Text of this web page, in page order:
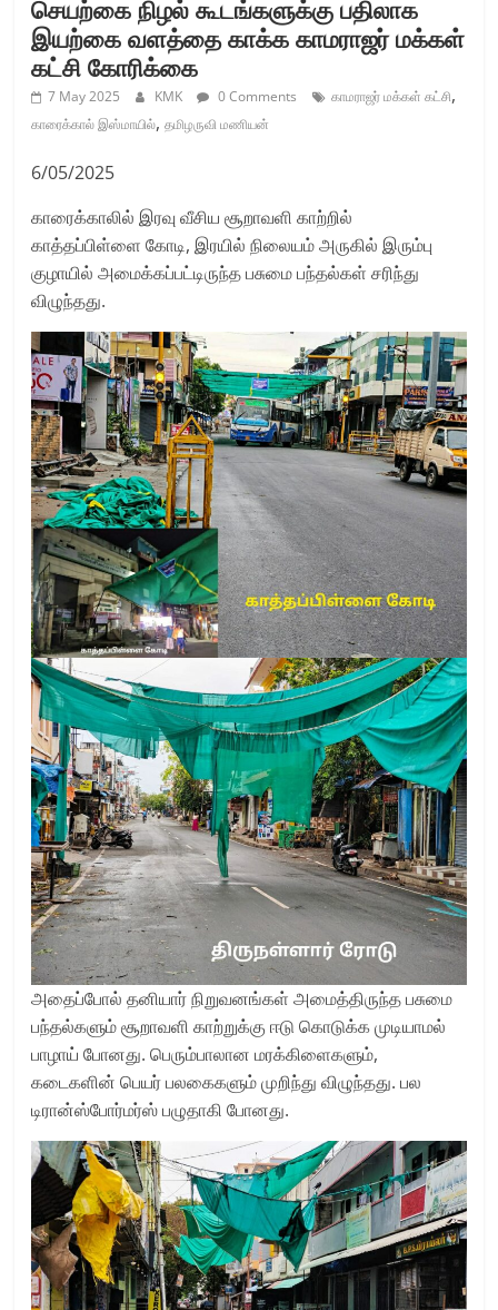
செயற்கை நிழல் கூடங்களுக்கு பதிலாக
இயற்கை வளத்தை காக்க காமராஜர் மக்கள்
கட்சி கோரிக்கை
7 May 2025 KMK 0 Comments காமராஜர் மக்கள் கட்சி,
காரைக்கால் இஸ்மாயில்,தமிழருவி மணியன்
6/05/2025
காரைக்காலில் இரவு வீசிய சூறாவளி காற்றில்
காத்தப்பிள்ளை கோடி, இரயில் நிலையம் அருகில் இரும்பு
குழாயில் அமைக்கப்பட்டிருந்த பசுமை பந்தல்கள் சரிந்து
விழுந்தது.
அதைப்போல் தனியார் நிறுவனங்கள் அமைத்திருந்த பசுமை
பந்தல்களும் சூறாவளி காற்றுக்கு ஈடு கொடுக்க முடியாமல்
பாழாய் போனது. பெரும்பாலான மரக்கிளைகளும்,
கடைகளின் பெயர் பலகைகளும் முறிந்து விழுந்தது. பல
டிரான்ஸ்போர்மர்ஸ் பழுதாகி போனது.